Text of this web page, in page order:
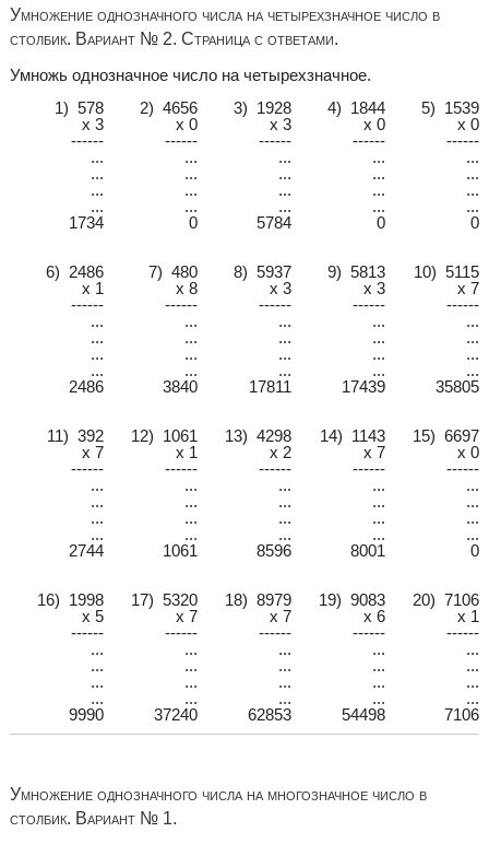
Умножение однозначного числа на четырехзначное число в
столбик. Вариант № 2. Страница с ответами.
Умножь однозначное число на четырехзначное.
1) 578
2) 4656 3) 1928 4) 1844
5) 1539
x 3
x 0 x 3 x 0
x 0
------
------ ------ ------
------
...
... ... ...
...
...
... ... ...
...
...
... ... ...
...
...
... ... ...
...
1734
0 5784 0 0
6) 2486 7) 480 8) 5937 9) 5813
10) 5115
x 1
x 8 x 3 x 3
x 7
------
------ ------ ------
------
...
... ... ...
...
...
... ... ...
...
...
... ... ...
...
...
... ... ...
...
2486
3840 17811 17439 35805
11) 392 12) 1061 13) 4298 14) 1143
15) 6697
x 7
x 1 x 2 x 7
x 0
------
------ ------ ------
------
...
... ... ...
...
...
... ... ...
...
...
... ... ...
...
...
... ... ...
...
2744
1061 8596 8001 0
16) 1998 17) 5320 18) 8979 19) 9083
20) 7106
x 5
x 7 x 7 x 6
x 1
------
------ ------ ------
------
...
... ... ...
...
...
... ... ...
...
...
... ... ...
...
...
... ... ...
...
9990
37240 62853 54498 7106
Умножение однозначного числа на многозначное число в
столбик. Вариант № 1.